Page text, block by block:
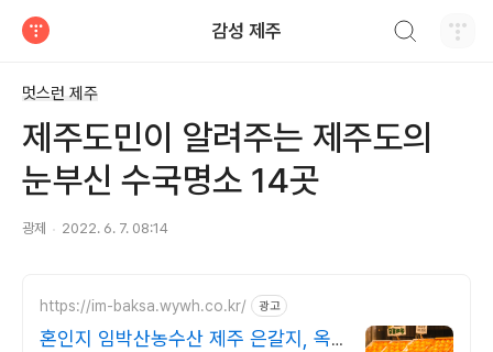
감성 제주
멋스런 제주
제주도민이 알려주는 제주도의
눈부신 수국명소 14곳
광제 2022. 6. 7. 08:14
https://im-baksa.wywh.co.kr/ 광고
혼인지 임박산농수산 제주 은갈지, 옥